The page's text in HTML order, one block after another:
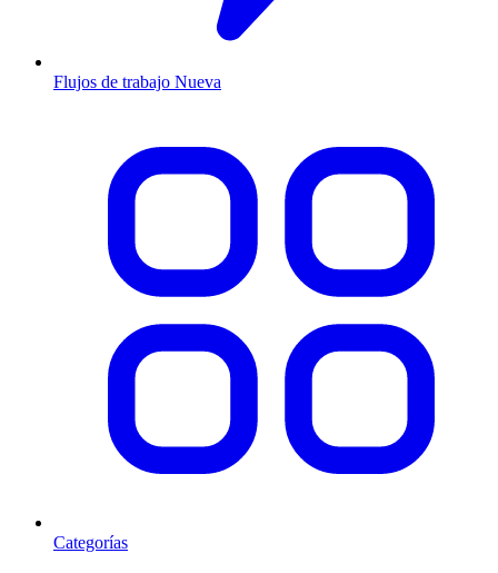
Flujos de trabajo Nueva
Categorías